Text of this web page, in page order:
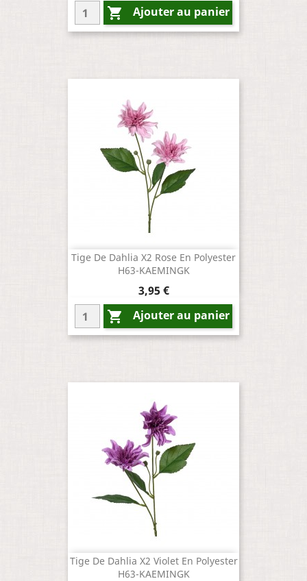
 Ajouter au panier
Tige De Dahlia X2 Rose En Polyester
H63-KAEMINGK
Prix
3,95 €
 Ajouter au panier
Tige De Dahlia X2 Violet En Polyester
H63-KAEMINGK